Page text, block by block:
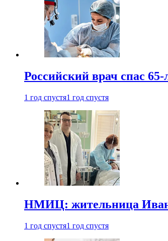
Российский врач спас
1 год спустя1 год спустя
НМИЦ: жительница
1 год спустя1 год спустя